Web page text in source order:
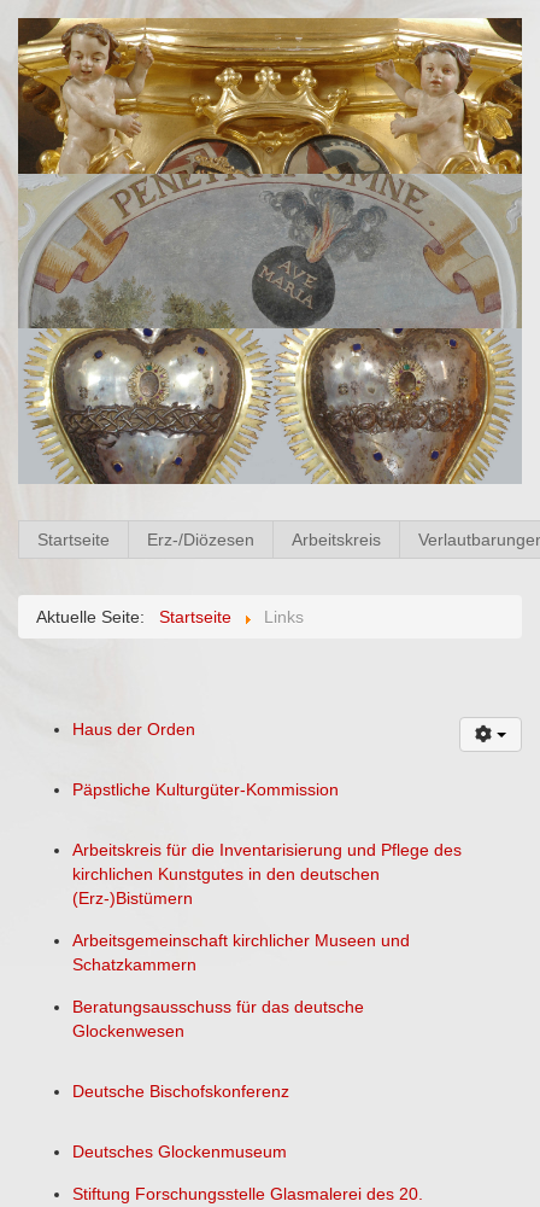
Startseite Erz-/Diözesen Arbeitskreis
Aktuelle Seite: Startseite Links
Haus der Orden
Päpstliche Kulturgüter-Kommission
Arbeitskreis für die Inventarisierung und Pflege des
kirchlichen Kunstgutes in den deutschen
(Erz-)Bistümern
Arbeitsgemeinschaft kirchlicher Museen und
Schatzkammern
Beratungsausschuss für das deutsche
Glockenwesen
Deutsche Bischofskonferenz
Deutsches Glockenmuseum
Stiftung Forschungsstelle Glasmalerei des 20.